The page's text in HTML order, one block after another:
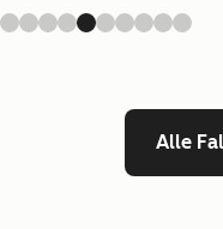
Alle